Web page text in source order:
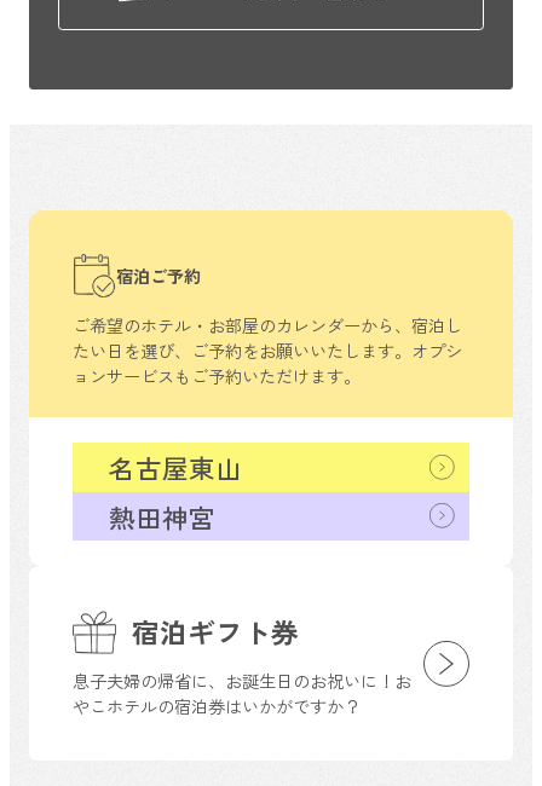
宿泊ギフト券
息子夫婦の帰省に、お誕生日のお祝いに！お
やこホテルの宿泊券はいかがですか？
宿泊ご予約
ご希望のホテル・お部屋のカレンダーから、 宿泊し
たい日を選び、ご予約をお願いいたします。 オプシ
ョンサービスもご予約いただけます。
熱田神宮
名古屋東山